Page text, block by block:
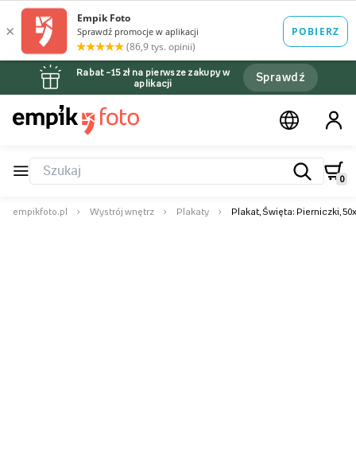
Rabat –15 zł na pierwsze zakupy w
aplikacji
Sprawdź
0
empikfoto.pl Wystrój wnętrz Plakaty Plakat, Święta: Pierniczki,